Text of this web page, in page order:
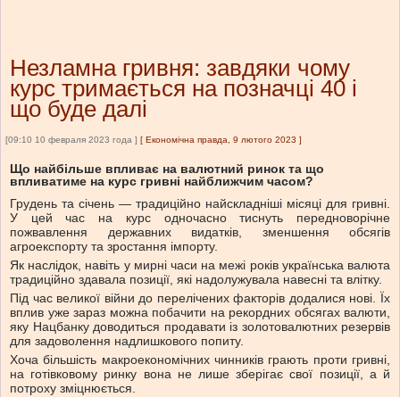
Незламна гривня: завдяки чому
курс тримається на позначці 40 і
що буде далі
[09:10 10 февраля 2023 года ] [ Економічна правда, 9 лютого 2023 ]
Що найбільше впливає на валютний ринок та що
впливатиме на курс гривні найближчим часом?
Грудень та січень — традиційно найскладніші місяці для гривні.
У цей час на курс одночасно тиснуть передноворічне
пожвавлення державних видатків, зменшення обсягів
агроекспорту та зростання імпорту.
Як наслідок, навіть у мирні часи на межі років українська валюта
традиційно здавала позиції, які надолужувала навесні та влітку.
Під час великої війни до перелічених факторів додалися нові. Їх
вплив уже зараз можна побачити на рекордних обсягах валюти,
яку Нацбанку доводиться продавати із золотовалютних резервів
для задоволення надлишкового попиту.
Хоча більшість макроекономічних чинників грають проти гривні,
на готівковому ринку вона не лише зберігає свої позиції, а й
потроху зміцнюється.